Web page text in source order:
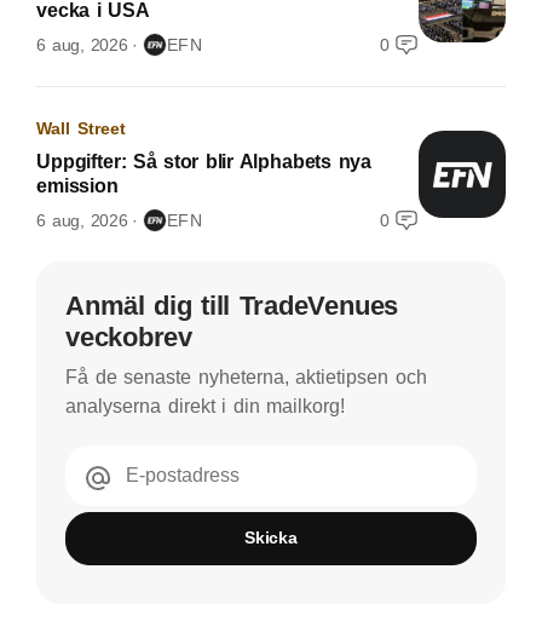
vecka i USA
6 aug, 2026 EFN 0
Wall Street
Uppgifter: Så stor blir Alphabets nya
emission
6 aug, 2026 EFN 0
Anmäl dig till TradeVenues
veckobrev
Få de senaste nyheterna, aktietipsen och
analyserna direkt i din mailkorg!
E-postadress
Skicka